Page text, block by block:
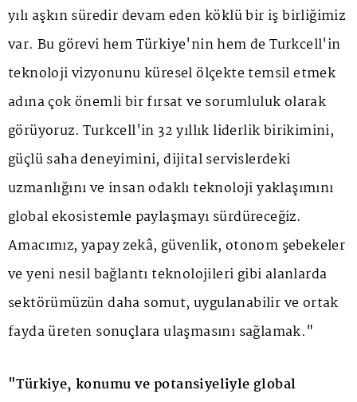
yılı aşkın süredir devam eden köklü bir iş birliğimiz
var. Bu görevi hem Türkiye'nin hem de Turkcell'in
teknoloji vizyonunu küresel ölçekte temsil etmek
adına çok önemli bir fırsat ve sorumluluk olarak
görüyoruz. Turkcell'in 32 yıllık liderlik birikimini,
güçlü saha deneyimini, dijital servislerdeki
uzmanlığını ve insan odaklı teknoloji yaklaşımını
global ekosistemle paylaşmayı sürdüreceğiz.
Amacımız, yapay zekâ, güvenlik, otonom şebekeler
ve yeni nesil bağlantı teknolojileri gibi alanlarda
sektörümüzün daha somut, uygulanabilir ve ortak
fayda üreten sonuçlara ulaşmasını sağlamak."
"Türkiye, konumu ve potansiyeliyle global